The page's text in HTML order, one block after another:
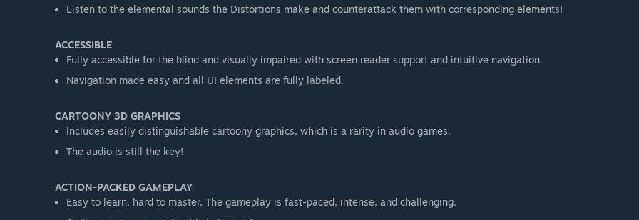
Listen to the elemental sounds the Distortions make and counterattack them with corresponding elements!
ACCESSIBLE
Fully accessible for the blind and visually impaired with screen reader support and intuitive navigation.
Navigation made easy and all UI elements are fully labeled.
CARTOONY 3D GRAPHICS
Includes easily distinguishable cartoony graphics, which is a rarity in audio games.
The audio is still the key!
ACTION-PACKED GAMEPLAY
Easy to learn, hard to master. The gameplay is fast-paced, intense, and challenging.